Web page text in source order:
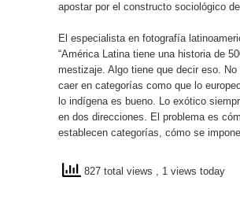
apostar por el constructo sociológico de
El especialista en fotografía
“América Latina tiene una historia de
mestizaje. Algo tiene que decir eso. No
caer en categorías como que lo
lo indígena es bueno. Lo exótico
en dos direcciones. El problema es
establecen categorías, cómo se
827 total views , 1 views today